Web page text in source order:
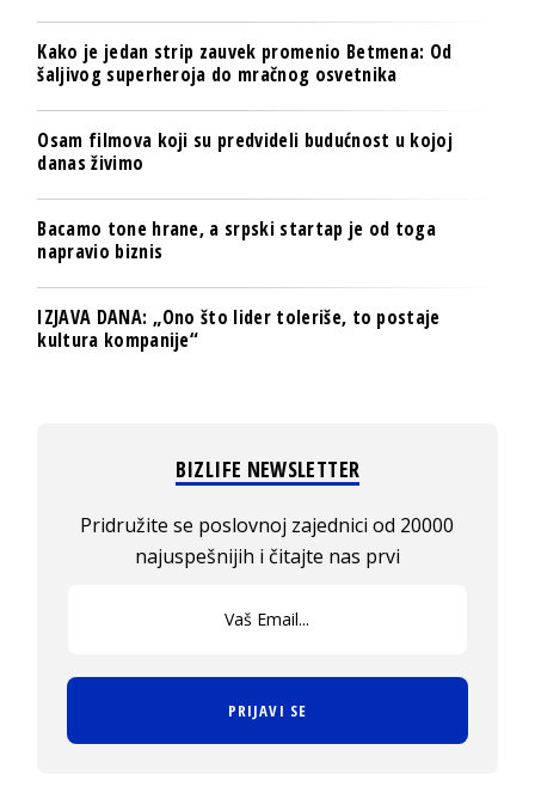
Kako je jedan strip zauvek promenio Betmena: Od
šaljivog superheroja do mračnog osvetnika
Osam filmova koji su predvideli budućnost u kojoj
danas živimo
Bacamo tone hrane, a srpski startap je od toga
napravio biznis
IZJAVA DANA: „Ono što lider toleriše, to postaje
kultura kompanije“
BIZLIFE NEWSLETTER
Pridružite se poslovnoj zajednici od 20000
najuspešnijih i čitajte nas prvi
PRIJAVI SE